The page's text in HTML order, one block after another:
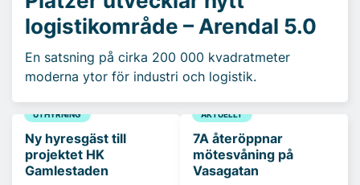
logistikområde – Arendal 5.0
En satsning på cirka 200 000 kvadratmeter
moderna ytor för industri och logistik.
UTHYRNING
Ny hyresgäst till
projektet HK
Gamlestaden
AKTUELLT
7A återöppnar
mötesvåning på
Vasagatan